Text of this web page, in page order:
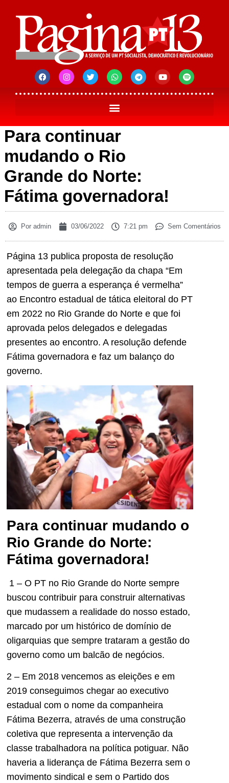
Para continuar
mudando o Rio
Grande do Norte:
Fátima governadora!
Poradmin 03/06/2022 7:21 pm Sem Comentários
Página 13 publica proposta de resolução
apresentada pela delegação da chapa “Em
tempos de guerra a esperança é vermelha”
ao Encontro estadual de tática eleitoral do PT
em 2022 no Rio Grande do Norte e que foi
aprovada pelos delegados e delegadas
presentes ao encontro. A resolução defende
Fátima governadora e faz um balanço do
governo.
Para continuar mudando o
Rio Grande do Norte:
Fátima governadora!
1 – O PT no Rio Grande do Norte sempre
buscou contribuir para construir alternativas
que mudassem a realidade do nosso estado,
marcado por um histórico de domínio de
oligarquias que sempre trataram a gestão do
governo como um balcão de negócios.
2 – Em 2018 vencemos as eleições e em
2019 conseguimos chegar ao executivo
estadual com o nome da companheira
Fátima Bezerra, através de uma construção
coletiva que representa a intervenção da
classe trabalhadora na política potiguar. Não
haveria a liderança de Fátima Bezerra sem o
movimento sindical e sem o Partido dos